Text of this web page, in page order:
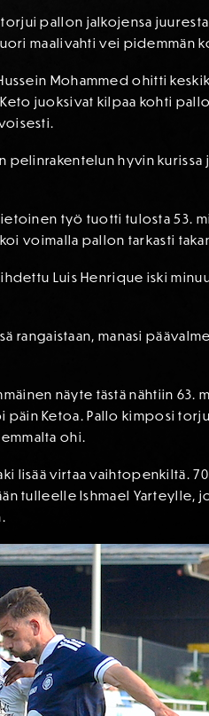
pallon jalkojensa
maalivahti vei pidemmän
Mohammed ohitti
juoksivat kilpaa kohti
pelinrakentelun hyvin
työ tuotti tulosta 53.
voimalla pallon tarkasti
Luis Henrique iski
manasi
näyte tästä nähtiin 63.
Ketoa. Pallo kimposi
ohi.
lisää virtaa vaihtopenkiltä.
tulleelle Ishmael Yarteylle,